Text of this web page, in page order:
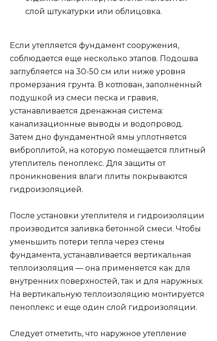
слой штукатурки или облицовка.
Если утепляется фундамент сооружения,
соблюдается еще несколько этапов. Подошва
заглубляется на 30-50 см или ниже уровня
промерзания грунта. В котлован, заполненный
подушкой из смеси песка и гравия,
устанавливается дренажная система:
канализационные выводы и водопровод.
Затем дно фундаментной ямы уплотняется
виброплитой, на которую помещается плитный
утеплитель пеноплекс. Для защиты от
проникновения влаги плиты покрываются
гидроизоляцией.
После установки утеплителя и гидроизоляции
производится заливка бетонной смеси. Чтобы
уменьшить потери тепла через стены
фундамента, устанавливается вертикальная
теплоизоляция — она применяется как для
внутренних поверхностей, так и для наружных.
На вертикальную теплоизоляцию монтируется
пеноплекс и еще один слой гидроизоляции.
Следует отметить, что наружное утепление